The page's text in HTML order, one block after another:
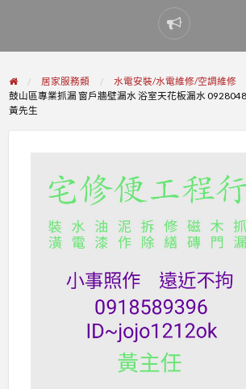
Report
problem
居家服務類
水電安裝/水電維修/空調維修
鼓山區專業抓漏 窗戶牆壁漏水 浴室天花板漏水
黃先生